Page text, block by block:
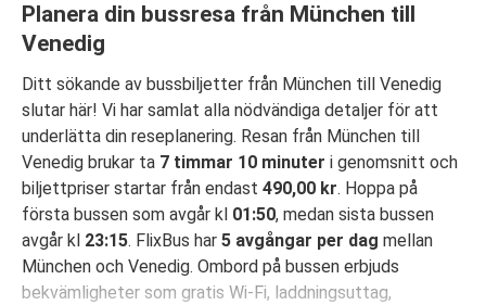
Planera din bussresa från München till
Venedig
Ditt sökande av bussbiljetter från München till Venedig
slutar här! Vi har samlat alla nödvändiga detaljer för att
underlätta din reseplanering. Resan från München till
Venedig brukar ta 7 timmar 10 minuter i genomsnitt och
biljettpriser startar från endast 490,00 kr. Hoppa på
första bussen som avgår kl 01:50, medan sista bussen
avgår kl 23:15. FlixBus har 5 avgångar per dag mellan
München och Venedig. Ombord på bussen erbjuds
bekvämligheter som gratis Wi-Fi, laddningsuttag,